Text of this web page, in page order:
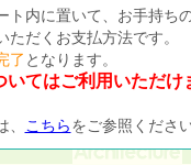
内に置いて、お手持ち
だくお支払方法です。
了 となります。
いてはご利用いただけ
こちら をご参照ください